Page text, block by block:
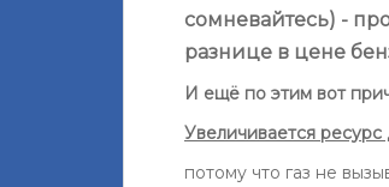
сомневайтесь) -
разнице в цене
И ещё по этим вот
Увеличивается
потому что газ не